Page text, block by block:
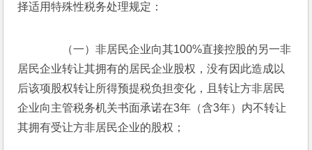
择适用特殊性税务处理规定：
（一）非居民企业向其100%直接控股的另一非
居民企业转让其拥有的居民企业股权，没有因此造成以
后该项股权转让所得预提税负担变化，且转让方非居民
企业向主管税务机关书面承诺在3年（含3年）内不转让
其拥有受让方非居民企业的股权；